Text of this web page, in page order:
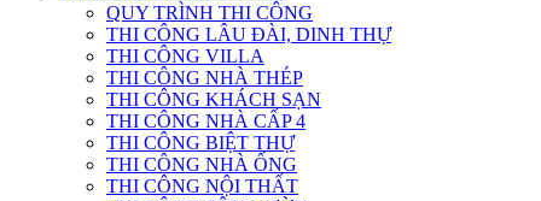
QUY TRÌNH THI CÔNG
THI CÔNG LÂU ĐÀI, DINH THỰ
THI CÔNG VILLA
THI CÔNG NHÀ THÉP
THI CÔNG KHÁCH SẠN
THI CÔNG NHÀ CẤP 4
THI CÔNG BIỆT THỰ
THI CÔNG NHÀ ỐNG
THI CÔNG NỘI THẤT